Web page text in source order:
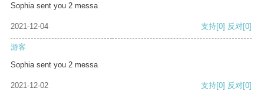
Sophia sent you 2 messa
2021-12-04 支持[0] 反对[0]
游客
Sophia sent you 2 messa
2021-12-02 支持[0] 反对[0]